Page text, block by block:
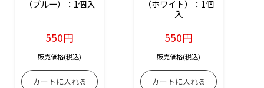
（ブルー）：1個入
550円
販売価格(税込)
（ホワイト）：1個
入
550円
販売価格(税込)